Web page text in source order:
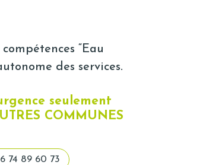
“Eau
des services.
seulement
COMMUNES
74 89 60 73